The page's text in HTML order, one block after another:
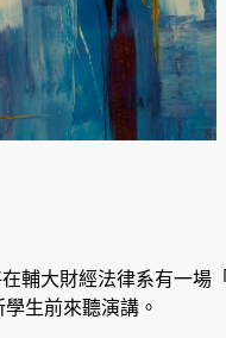
在輔大財經法律系有一
生前來聽演講。